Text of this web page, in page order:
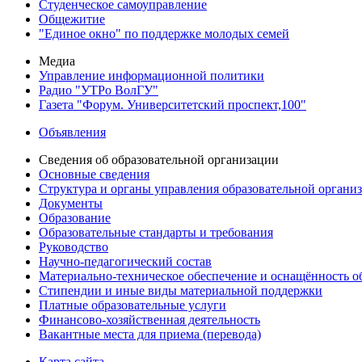
Студенческое самоуправление
Общежитие
"Единое окно" по поддержке молодых семей
Медиа
Управление информационной политики
Радио "УТРо ВолГУ"
Газета "Форум. Университетский проспект,100"
Объявления
Сведения об образовательной организации
Основные сведения
Структура и органы управления образовательной
Документы
Образование
Образовательные стандарты и требования
Руководство
Научно-педагогический состав
Материально-техническое обеспечение и оснащённость
Стипендии и иные виды материальной поддержки
Платные образовательные услуги
Финансово-хозяйственная деятельность
Вакантные места для приема (перевода)